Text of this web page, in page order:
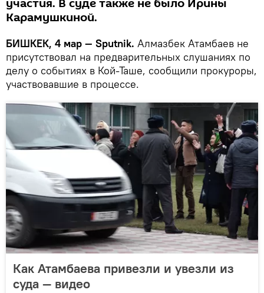
участия. В суде также не было Ирины
Карамушкиной.
БИШКЕК, 4 мар — Sputnik. Алмазбек Атамбаев не
присутствовал на предварительных слушаниях по
делу о событиях в Кой-Таше, сообщили прокуроры,
участвовавшие в процессе.
Как Атамбаева привезли и увезли из
суда — видео